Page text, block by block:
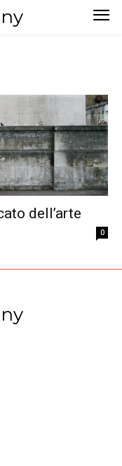
dell’arte
0